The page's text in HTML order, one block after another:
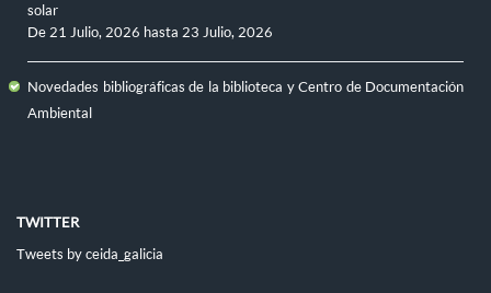
solar
De21 Julio, 2026 hasta 23 Julio, 2026
Novedades bibliográficas de la biblioteca y Centro de Documentación
Ambiental
TWITTER
Tweets by ceida_galicia